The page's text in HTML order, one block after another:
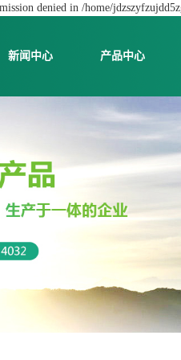
denied in /home/
新闻中心 产品中心